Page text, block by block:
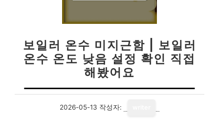
보일러 온수 미지근함 | 보일러
온수 온도 낮음 설정 확인 직접
해봤어요
2026-05-13 작성자: